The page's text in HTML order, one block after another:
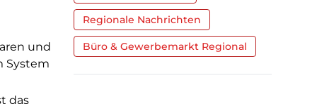
und
System
das
Regionale Nachrichten
Büro & Gewerbemarkt Regional